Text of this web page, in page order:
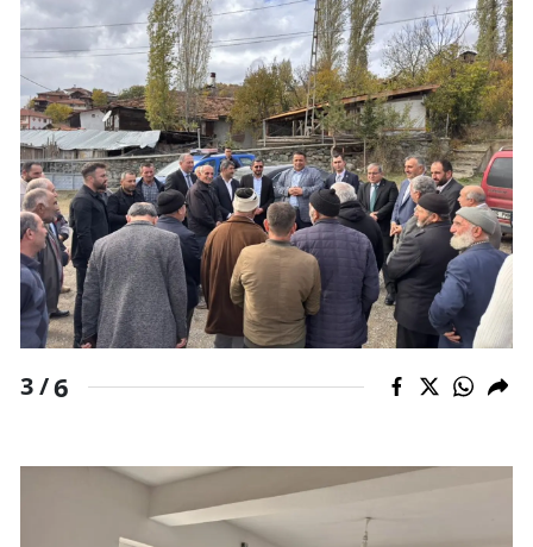
Samsun
Siirt
Sinop
Sivas
Tekirdağ
Tokat
Trabzon
Tunceli
Uşak
Van
3 /6